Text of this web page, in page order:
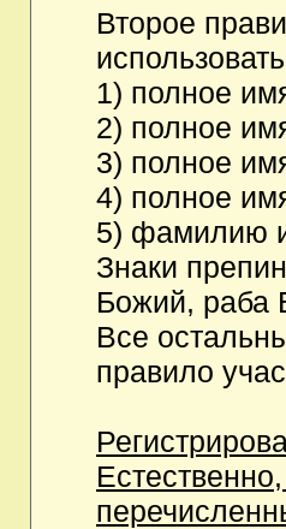
Второе
1) полное
2) полное
3) полное
4) полное
5) фамилию
Знаки
Божий, раба
Все
правило